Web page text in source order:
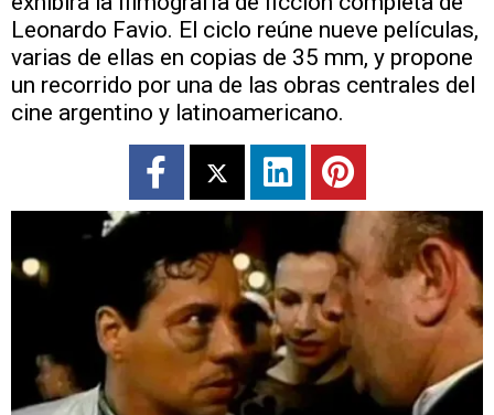
Leonardo Favio. El ciclo reúne nueve películas,
varias de ellas en copias de 35 mm, y propone
un recorrido por una de las obras centrales del
cine argentino y latinoamericano.